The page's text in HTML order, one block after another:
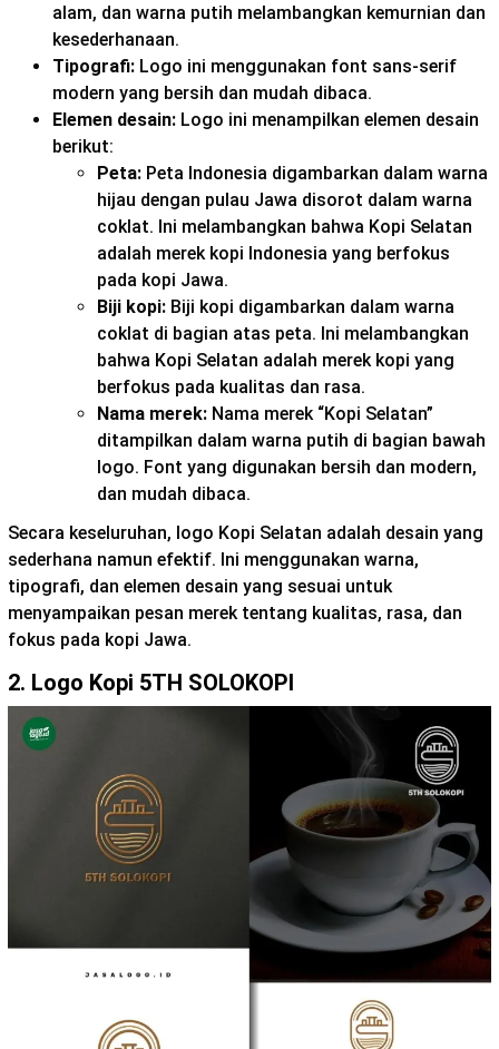
alam, dan warna putih melambangkan kemurnian dan
kesederhanaan.
Tipografi: Logo ini menggunakan font sans-serif
modern yang bersih dan mudah dibaca.
Elemen desain: Logo ini menampilkan elemen desain
berikut:
Peta: Peta Indonesia digambarkan dalam warna
hijau dengan pulau Jawa disorot dalam warna
coklat. Ini melambangkan bahwa Kopi Selatan
adalah merek kopi Indonesia yang berfokus
pada kopi Jawa.
Biji kopi: Biji kopi digambarkan dalam warna
coklat di bagian atas peta. Ini melambangkan
bahwa Kopi Selatan adalah merek kopi yang
berfokus pada kualitas dan rasa.
Nama merek: Nama merek “Kopi Selatan”
ditampilkan dalam warna putih di bagian bawah
logo. Font yang digunakan bersih dan modern,
dan mudah dibaca.
Secara keseluruhan, logo Kopi Selatan adalah desain yang
sederhana namun efektif. Ini menggunakan warna,
tipografi, dan elemen desain yang sesuai untuk
menyampaikan pesan merek tentang kualitas, rasa, dan
fokus pada kopi Jawa.
2. Logo Kopi 5TH SOLOKOPI